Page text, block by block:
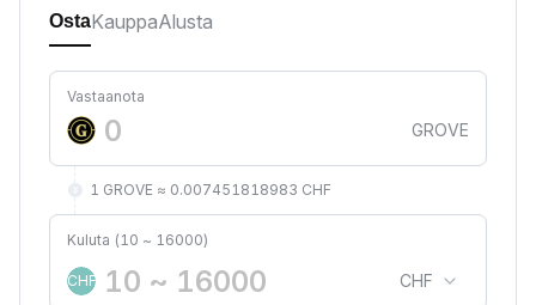
OstaKauppaAlusta
Vastaanota
GROVE
1 GROVE ≈ 0.007451818983 CHF
Kuluta (10 ~ 16000)
CHF CHF